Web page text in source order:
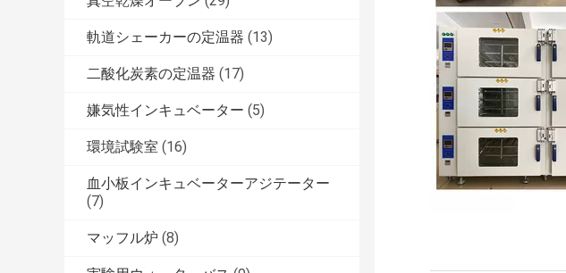
軌道シェーカーの定温器 (13)
二酸化炭素の定温器 (17)
嫌気性インキュベーター (5)
環境試験室 (16)
血小板インキュベーターアジテーター
(7)
マッフル炉 (8)